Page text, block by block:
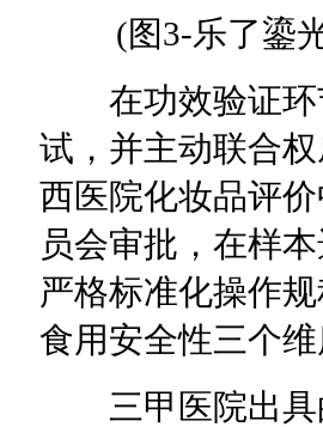
(图3-乐了鎏光
在功效验证环
试，并主动联合
西医院化妆品评
员会审批，在样
严格标准化操作
食用安全性三个
三甲医院出具